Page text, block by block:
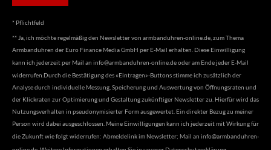
* Pflichtfeld
** Ja, ich möchte regelmäßig den Newsletter von armbanduhren-online.de, zum Thema
Armbanduhren der Euro Finance Media GmbH per E-Mail erhalten. Diese Einwilligung
kann ich jederzeit per Mail an info@armbanduhren-online.deoder am Ende jeder E-Mail
widerrufen.Durch die Bestätigung des «Eintragen»-Buttons stimme ich zusätzlich der
Analyse durch individuelle Messung, Speicherung und Auswertung von Öffnungsraten und
der Klickraten zur Optimierung und Gestaltung zukünftiger Newsletter zu. Hierfür wird das
Nutzungsverhalten in pseudonymisierter Form ausgewertet. Ein direkter Bezug zu meiner
Person wird dabei ausgeschlossen. Meine Einwilligungen kann ich jederzeit mit Wirkung für
die Zukunft wie folgt widerrufen: Abmeldelink im Newsletter; Mail an info@armbanduhren-